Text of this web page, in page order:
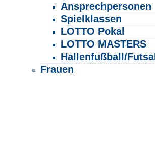
Ansprechpersonen
Spielklassen
LOTTO Pokal
LOTTO MASTERS
Hallenfußball/Futsal
Frauen